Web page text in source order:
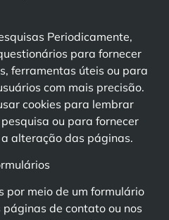
Periodicamente,
para fornecer
ferramentas úteis ou para
com mais precisão.
cookies para lembrar
ou para fornecer
alteração das páginas.
por meio de um formulário
de contato ou nos